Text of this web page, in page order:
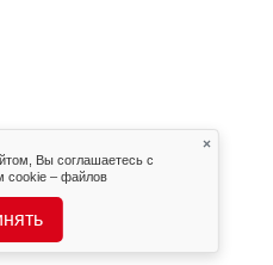
Вы соглашаетесь с
cookie – файлов
×